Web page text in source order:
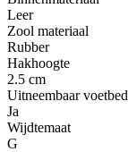
Leer
Zool materiaal
Rubber
Hakhoogte
2.5 cm
Uitneembaar voetbed
Ja
Wijdtemaat
G